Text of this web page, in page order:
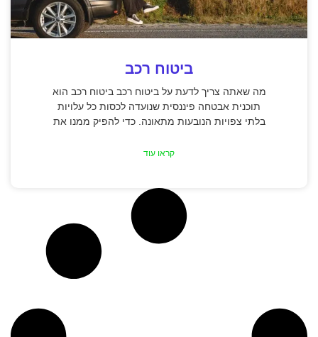
ביטוח רכב
מה שאתה צריך לדעת על ביטוח רכב ביטוח רכב הוא
תוכנית אבטחה פיננסית שנועדה לכסות כל עלויות
בלתי צפויות הנובעות מתאונה. כדי להפיק ממנו את
קראו עוד